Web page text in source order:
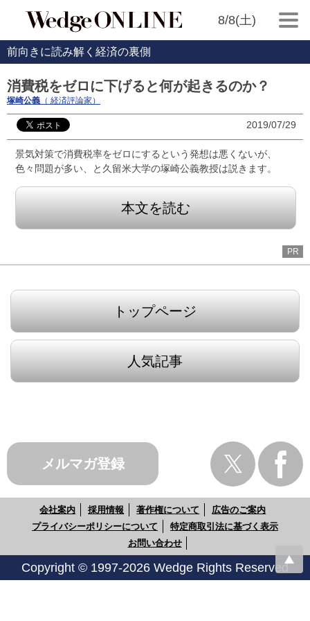
8/8(土)
前向きに読み解く経済の裏側
消費税をゼロに下げると何が起きるのか？
塚崎公義 （ 経済評論家）
2019/07/29
景気対策で消費税率をゼロにするという発想は悪くないが、
色々問題が多い、と久留米大学の塚崎公義教授は説きます。
本文を読む
PR
トップページ
人気記事
メルマガ登録
会社案内 採用情報 著作権について
広告のご案内
プライバシーポリシーについて
特定商取引法に基づく表示
お問い合わせ
Copyright © 1997-2026 Wedge Rights Reserved